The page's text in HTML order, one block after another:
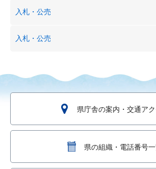
入札・公売
入札・公売
県庁舎の案内・交通ア
県の組織・電話番号